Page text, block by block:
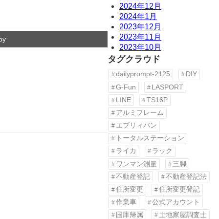
2024年12月
2024年1月
2023年12月
2023年11月
2023年10月
タグクラウド
dailyprompt-2125
DIY
G-Fun
LASPORT
LINE
TS16P
アルミフレーム
エブリィバン
トータルステーション
ライカ
ラック
ワンマン測量
三脚
不動産登記
不動産登記法
住所変更
住所変更登記
作業車
公式アカウント
国庫帰属
土地家屋調査士